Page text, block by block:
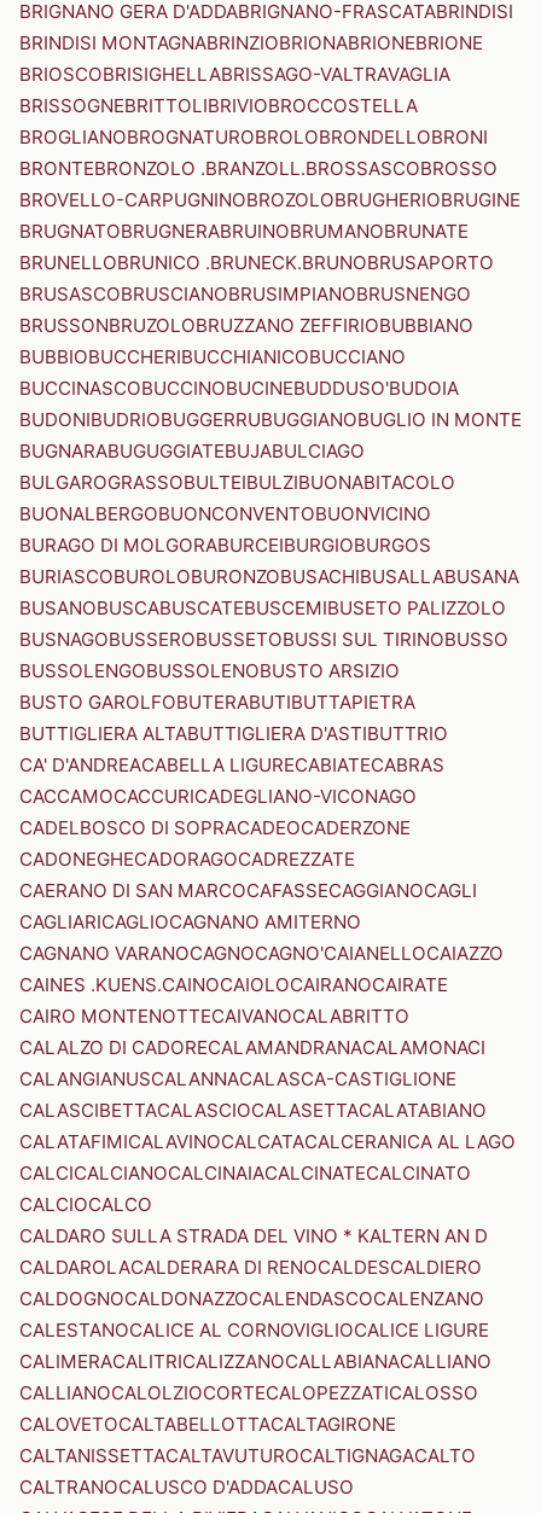
BRIGNANO GERA D'ADDABRIGNANO-FRASCATABRINDISI
BRINDISI MONTAGNABRINZIOBRIONABRIONEBRIONE
BRIOSCOBRISIGHELLABRISSAGO-VALTRAVAGLIA
BRISSOGNEBRITTOLIBRIVIOBROCCOSTELLA
BROGLIANOBROGNATUROBROLOBRONDELLOBRONI
BRONTEBRONZOLO .BRANZOLL.BROSSASCOBROSSO
BROVELLO-CARPUGNINOBROZOLOBRUGHERIOBRUGINE
BRUGNATOBRUGNERABRUINOBRUMANOBRUNATE
BRUNELLOBRUNICO .BRUNECK.BRUNOBRUSAPORTO
BRUSASCOBRUSCIANOBRUSIMPIANOBRUSNENGO
BRUSSONBRUZOLOBRUZZANO ZEFFIRIOBUBBIANO
BUBBIOBUCCHERIBUCCHIANICOBUCCIANO
BUCCINASCOBUCCINOBUCINEBUDDUSO'BUDOIA
BUDONIBUDRIOBUGGERRUBUGGIANOBUGLIO IN MONTE
BUGNARABUGUGGIATEBUJABULCIAGO
BULGAROGRASSOBULTEIBULZIBUONABITACOLO
BUONALBERGOBUONCONVENTOBUONVICINO
BURAGO DI MOLGORABURCEIBURGIOBURGOS
BURIASCOBUROLOBURONZOBUSACHIBUSALLABUSANA
BUSANOBUSCABUSCATEBUSCEMIBUSETO PALIZZOLO
BUSNAGOBUSSEROBUSSETOBUSSI SUL TIRINOBUSSO
BUSSOLENGOBUSSOLENOBUSTO ARSIZIO
BUSTO GAROLFOBUTERABUTIBUTTAPIETRA
BUTTIGLIERA ALTABUTTIGLIERA D'ASTIBUTTRIO
CA' D'ANDREACABELLA LIGURECABIATECABRAS
CACCAMOCACCURICADEGLIANO-VICONAGO
CADELBOSCO DI SOPRACADEOCADERZONE
CADONEGHECADORAGOCADREZZATE
CAERANO DI SAN MARCOCAFASSECAGGIANOCAGLI
CAGLIARICAGLIOCAGNANO AMITERNO
CAGNANO VARANOCAGNOCAGNO'CAIANELLOCAIAZZO
CAINES .KUENS.CAINOCAIOLOCAIRANOCAIRATE
CAIRO MONTENOTTECAIVANOCALABRITTO
CALALZO DI CADORECALAMANDRANACALAMONACI
CALANGIANUSCALANNACALASCA-CASTIGLIONE
CALASCIBETTACALASCIOCALASETTACALATABIANO
CALATAFIMICALAVINOCALCATACALCERANICA AL LAGO
CALCICALCIANOCALCINAIACALCINATECALCINATO
CALCIOCALCO
CALDARO SULLA STRADA DEL VINO * KALTERN AN D
CALDAROLACALDERARA DI RENOCALDESCALDIERO
CALDOGNOCALDONAZZOCALENDASCOCALENZANO
CALESTANOCALICE AL CORNOVIGLIOCALICE LIGURE
CALIMERACALITRICALIZZANOCALLABIANACALLIANO
CALLIANOCALOLZIOCORTECALOPEZZATICALOSSO
CALOVETOCALTABELLOTTACALTAGIRONE
CALTANISSETTACALTAVUTUROCALTIGNAGACALTO
CALTRANOCALUSCO D'ADDACALUSO